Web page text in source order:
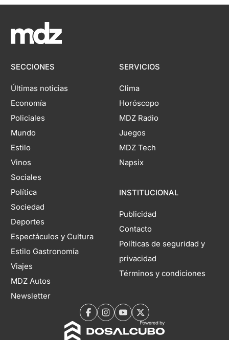
SECCIONES
Últimas noticias
Economía
Policiales
Mundo
Estilo
Vinos
Sociales
Política
Sociedad
Deportes
Espectáculos y Cultura
Estilo Gastronomía
Viajes
MDZ Autos
Newsletter
SERVICIOS
Clima
Horóscopo
MDZ Radio
Juegos
MDZ Tech
Napsix
INSTITUCIONAL
Publicidad
Contacto
Políticas de seguridad y
privacidad
Términos y condiciones